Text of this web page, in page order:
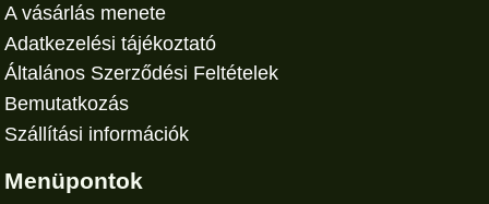
A vásárlás menete
Adatkezelési tájékoztató
Általános Szerződési Feltételek
Bemutatkozás
Szállítási információk
Menüpontok